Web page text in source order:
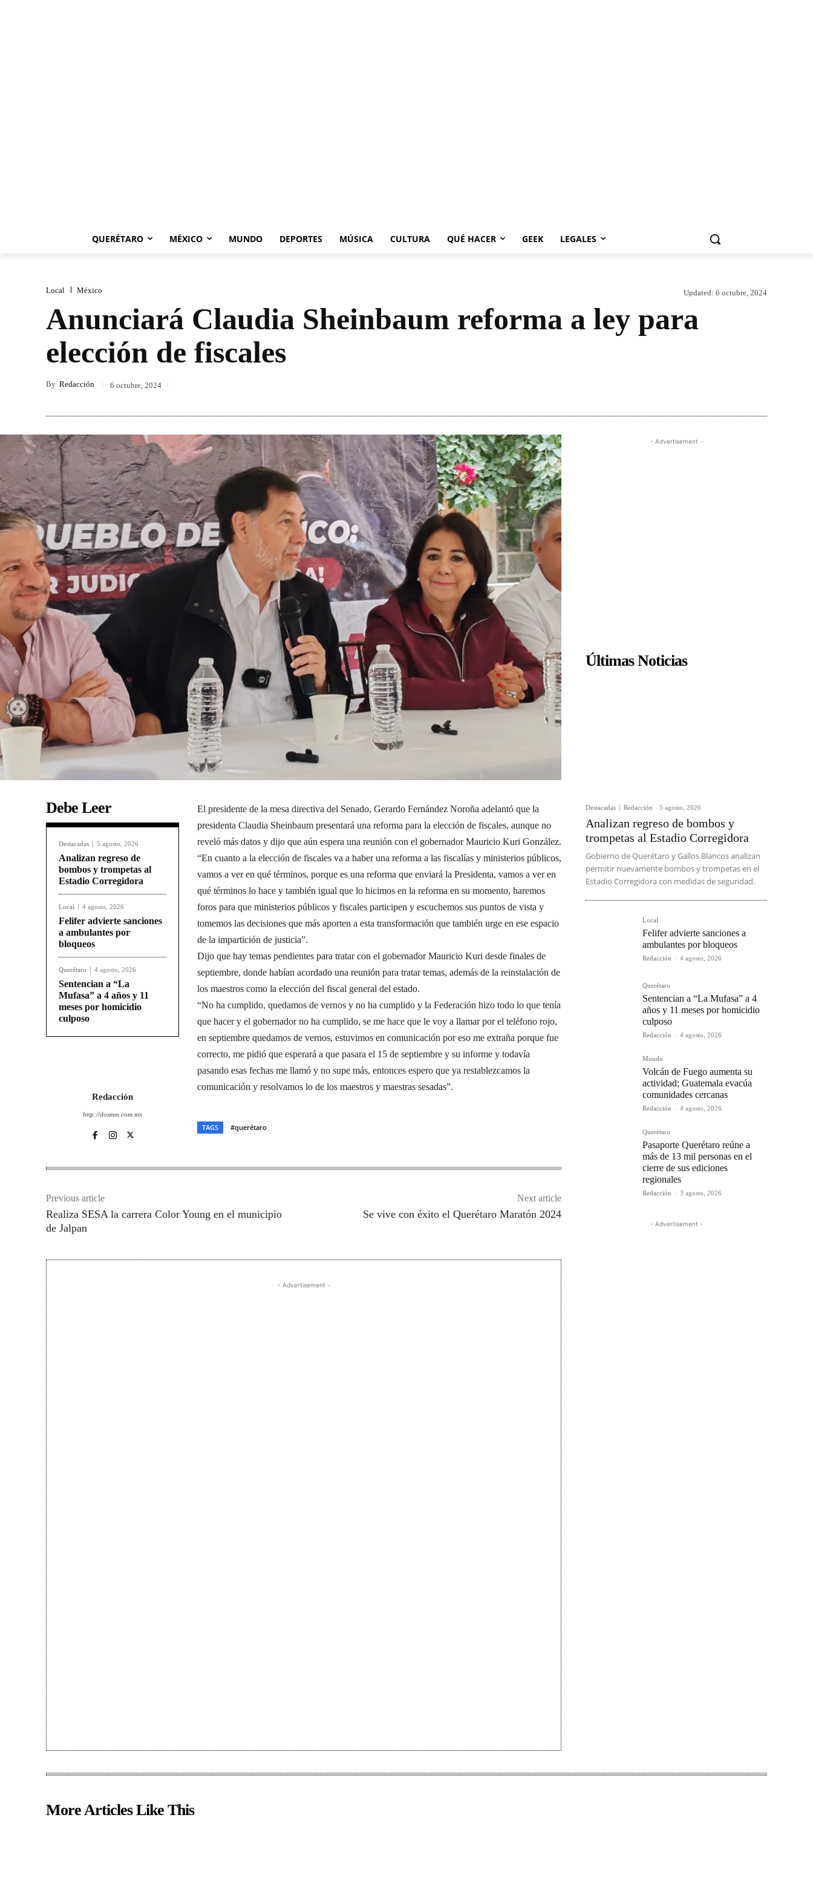
QUERÉTARO MÉXICO MUNDO DEPORTES MÚSICA CULTURA QUÉ HACER GEEK LEGALES
Local México Updated: 6 octubre, 2024
Anunciará Claudia Sheinbaum reforma a ley para
elección de fiscales
By Redacción 6 octubre, 2024
Debe Leer
Destacadas 5 agosto, 2026
Analizan regreso de
bombos y trompetas al
Estadio Corregidora
Local 4 agosto, 2026
Felifer advierte sanciones
a ambulantes por
bloqueos
Querétaro 4 agosto, 2026
Sentencian a “La
Mufasa” a 4 años y 11
meses por homicidio
culposo
Redacción
http://dosmm.com.mx
El presidente de la mesa directiva del Senado, Gerardo Fernández Noroña adelantó que la
presidenta Claudia Sheinbaum presentará una reforma para la elección de fiscales, aunque no
reveló más datos y dijo que aún espera una reunión con el gobernador Mauricio Kuri González.
“En cuanto a la elección de fiscales va a haber una reforma a las fiscalías y ministerios públicos,
vamos a ver en qué términos, porque es una reforma que enviará la Presidenta, vamos a ver en
qué términos lo hace y también igual que lo hicimos en la reforma en su momento, haremos
foros para que ministerios públicos y fiscales participen y escuchemos sus puntos de vista y
tomemos las decisiones que más aporten a esta transformación que también urge en ese espacio
de la impartición de justicia”.
Dijo que hay temas pendientes para tratar con el gobernador Mauricio Kuri desde finales de
septiembre, donde habían acordado una reunión para tratar temas, además de la reinstalación de
los maestros como la elección del fiscal general del estado.
“No ha cumplido, quedamos de vernos y no ha cumplido y la Federación hizo todo lo que tenía
que hacer y el gobernador no ha cumplido, se me hace que le voy a llamar por el teléfono rojo,
en septiembre quedamos de vernos, estuvimos en comunicación por eso me extraña porque fue
correcto, me pidió que esperará a que pasara el 15 de septiembre y su informe y todavía
pasando esas fechas me llamó y no supe más, entonces espero que ya restablezcamos la
comunicación y resolvamos lo de los maestros y maestras sesadas”.
TAGS #querétaro
Previous article
Realiza SESA la carrera Color Young en el municipio
de Jalpan
Next article
Se vive con éxito el Querétaro Maratón 2024
- Advertisement -
- Advertisement -
Últimas Noticias
Destacadas Redacción - 5 agosto, 2026
Analizan regreso de bombos y
trompetas al Estadio Corregidora
Gobierno de Querétaro y Gallos Blancos analizan
permitir nuevamente bombos y trompetas en el
Estadio Corregidora con medidas de seguridad.
Local
Felifer advierte sanciones a
ambulantes por bloqueos
Redacción - 4 agosto, 2026
Querétaro
Sentencian a “La Mufasa” a 4
años y 11 meses por homicidio
culposo
Redacción - 4 agosto, 2026
Mundo
Volcán de Fuego aumenta su
actividad; Guatemala evacúa
comunidades cercanas
Redacción - 4 agosto, 2026
Querétaro
Pasaporte Querétaro reúne a
más de 13 mil personas en el
cierre de sus ediciones
regionales
Redacción - 3 agosto, 2026
- Advertisement -
More Articles Like This